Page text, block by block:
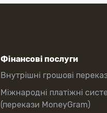
Фінансові послуги
Внутрішні грошові
Міжнародні платіжні
(перекази MoneyGram)